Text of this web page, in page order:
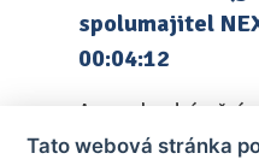
spolumajitel
00:04:12
Ano, rekordní
trh, s tím
Tato webová stránka